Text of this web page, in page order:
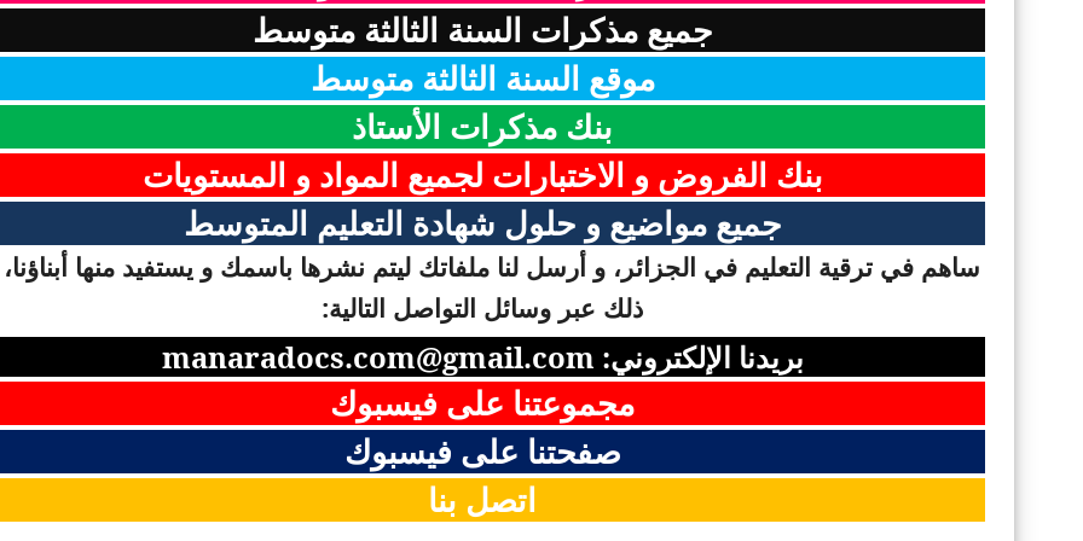
جميع مذكرات السنة الثالثة متوسط
موقع السنة الثالثة متوسط
بنك مذكرات الأستاذ
بنك الفروض و الاختبارات لجميع المواد و المستويات
جميع مواضيع و حلول شهادة التعليم المتوسط
ساهم في ترقية التعليم في الجزائر، و أرسل لنا ملفاتك ليتم نشرها باسمك و يستفيد منها
ذلك عبر وسائل التواصل التالية:
بريدنا الإلكتروني: manaradocs.com@gmail.com
مجموعتنا على فيسبوك
صفحتنا على فيسبوك
اتصل بنا